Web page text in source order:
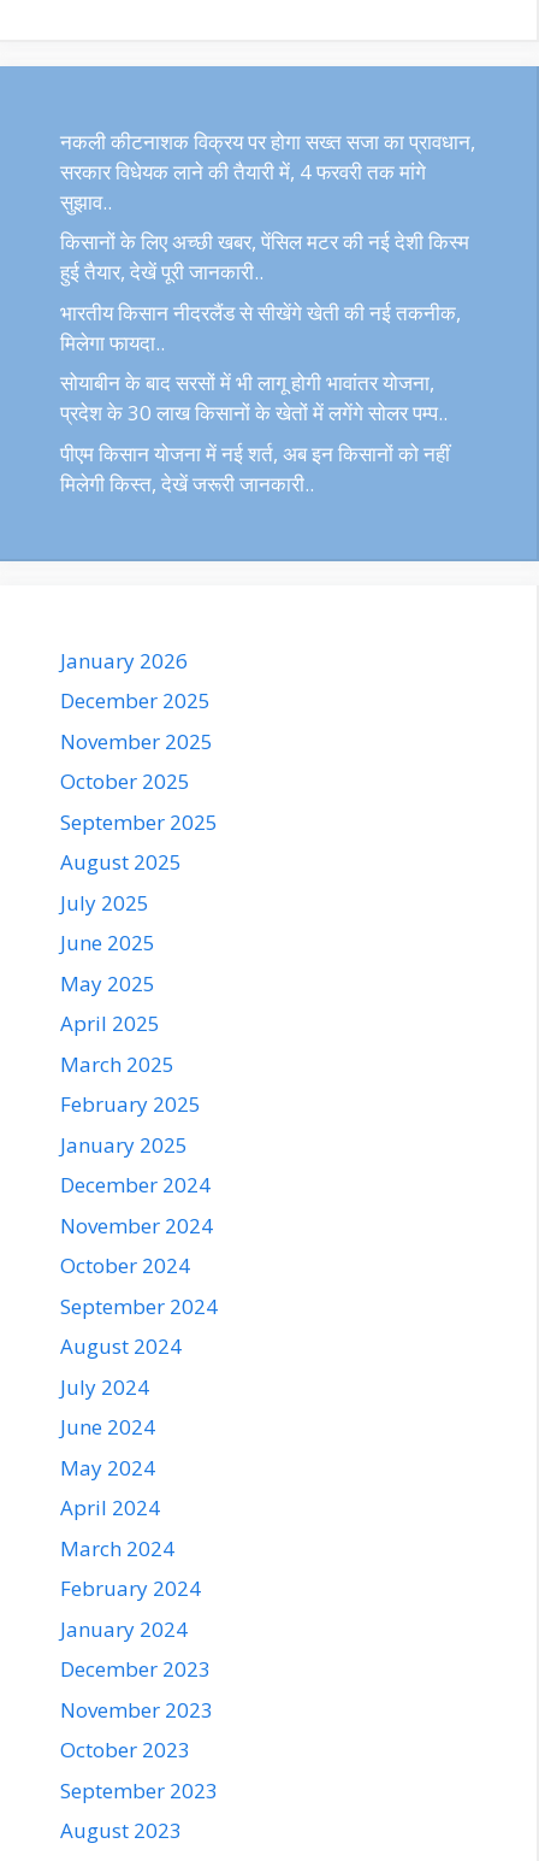
नकली कीटनाशक विक्रय पर होगा सख्त सजा का प्रावधान,
सरकार विधेयक लाने की तैयारी में, 4 फरवरी तक मांगे
सुझाव..
किसानों के लिए अच्छी खबर, पेंसिल मटर की नई देशी किस्म
हुई तैयार, देखें पूरी जानकारी..
भारतीय किसान नीदरलैंड से सीखेंगे खेती की नई तकनीक,
मिलेगा फायदा..
सोयाबीन के बाद सरसों में भी लागू होगी भावांतर योजना,
प्रदेश के 30 लाख किसानों के खेतों में लगेंगे सोलर पम्प..
पीएम किसान योजना में नई शर्त, अब इन किसानों को नहीं
मिलेगी किस्त, देखें जरूरी जानकारी..
January 2026
December 2025
November 2025
October 2025
September 2025
August 2025
July 2025
June 2025
May 2025
April 2025
March 2025
February 2025
January 2025
December 2024
November 2024
October 2024
September 2024
August 2024
July 2024
June 2024
May 2024
April 2024
March 2024
February 2024
January 2024
December 2023
November 2023
October 2023
September 2023
August 2023